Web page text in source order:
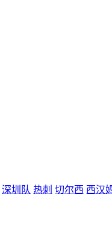
深圳队 热刺 切尔西 西汉